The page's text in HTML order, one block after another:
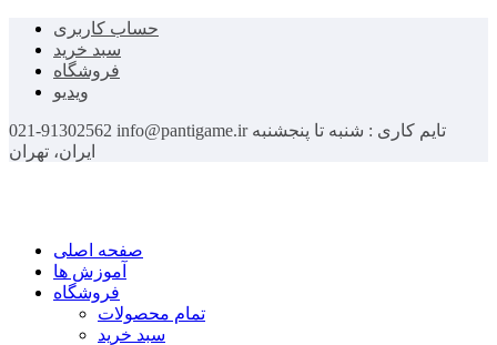
حساب کاربری
سبد خرید
فروشگاه
ویدیو
021-91302562 info@pantigame.ir تایم کاری : شنبه تا پنجشنبه
ایران، تهران
صفحه اصلی
آموزش ها
فروشگاه
تمام محصولات
سبد خرید